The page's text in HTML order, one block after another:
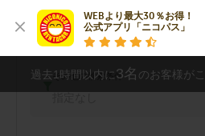
WEBより最大30％お得！
公式アプリ「ニコパス」
コンパクトカー
その他の検索条件
過去1時間以内に3名 のお客様が